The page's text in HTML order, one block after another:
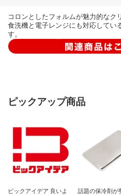
コロンとしたフォルムが魅力的なク
食洗機と電子レンジにも対応してい
す。
ピックアップ商品
ビックアイデア 良いよ
話題の保冷剤が